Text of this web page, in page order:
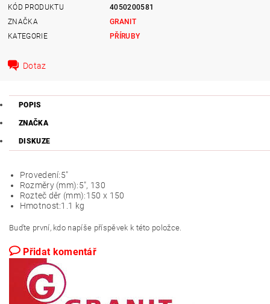
KÓD PRODUKTU
4050200581
ZNAČKA
GRANIT
KATEGORIE
PŘÍRUBY
Dotaz
POPIS
ZNAČKA
DISKUZE
Provedení:5"
Rozměry (mm):5", 130
Rozteč děr (mm):150 x 150
Hmotnost:1.1 kg
Buďte první, kdo napíše příspěvek k této položce.
Přidat komentář